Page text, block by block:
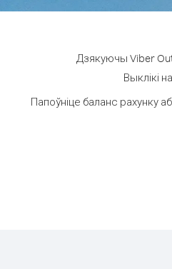
Дзякуючы Viber
Выклікі
Папоўніце баланс рахунку